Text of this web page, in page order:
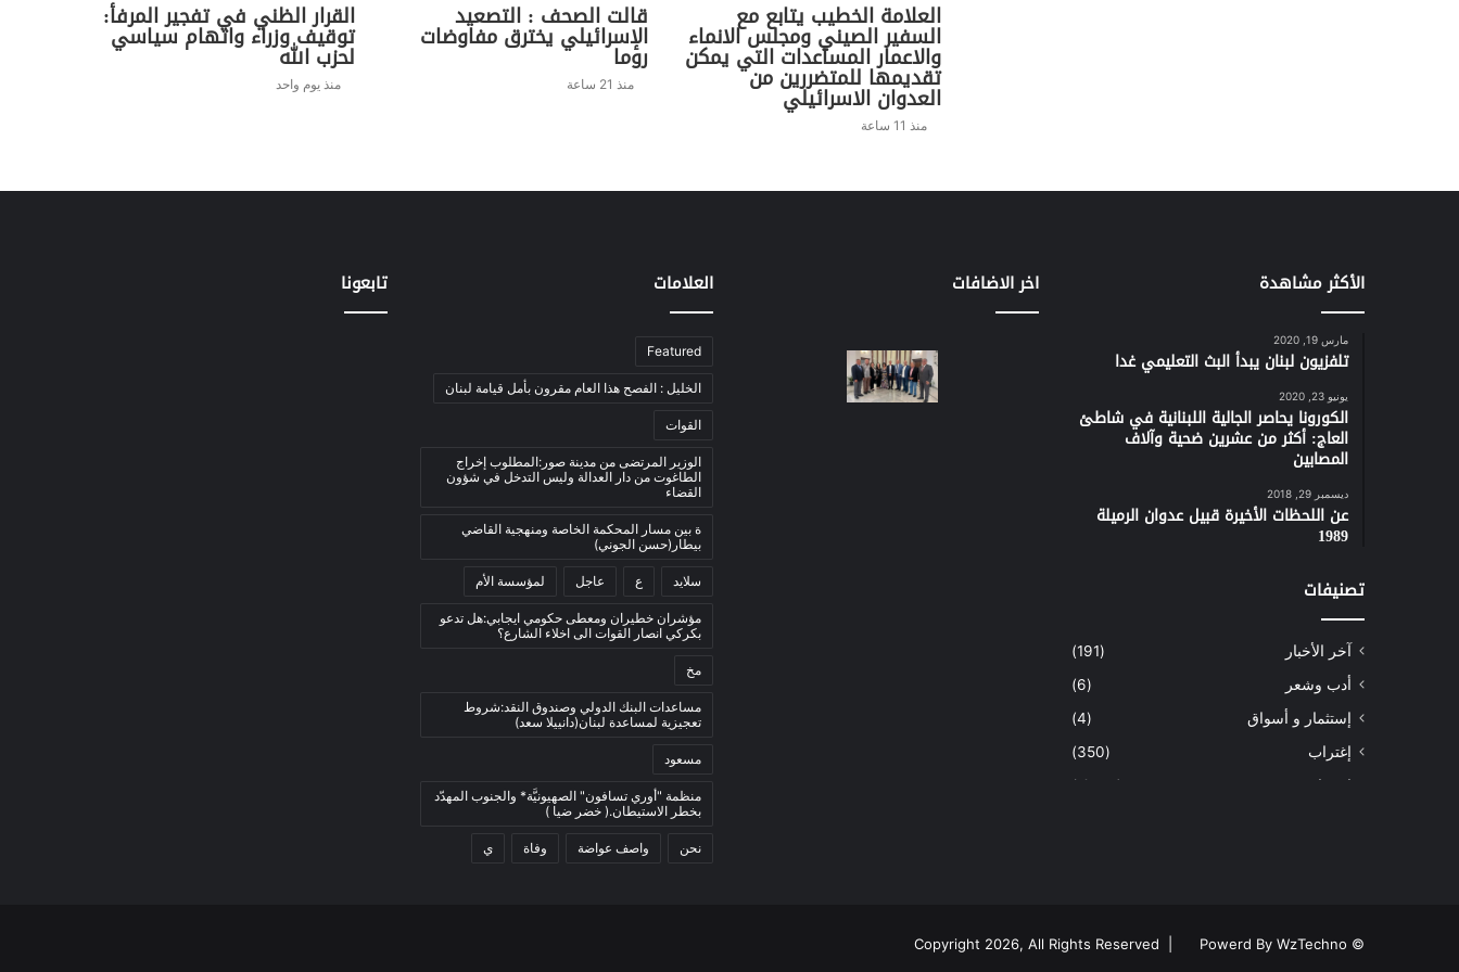
العلامة الخطيب يتابع مع
السفير الصيني ومجلس الانماء
والاعمار المساعدات التي يمكن
تقديمها للمتضررين من
العدوان الاسرائيلي
منذ 11 ساعة
قالت الصحف : التصعيد
الإسرائيلي يخترق مفاوضات
روما
منذ 21 ساعة
القرار الظني في تفجير المرفأ:
توقيف وزراء واتهام سياسي
لحزب الله
منذ يوم واحد
الأكثر مشاهدة
مارس 19, 2020
تلفزيون لبنان يبدأ البث التعليمي غدا
يونيو 23, 2020
الكورونا يحاصر الجالية اللبنانية في شاطئ
العاج: أكثر من عشرين ضحية وآلاف
المصابين
ديسمبر 29, 2018
عن اللحظات الأخيرة قبيل عدوان الرميلة
1989
تصنيفات
آخر الأخبار
(191)
أدب وشعر
(6)
إستثمار و أسواق
(4)
إغتراب
(350)
إقتصاد
(1٬039)
طاقة
(12)
اخر الاضافات العلامات
Featured
الخليل : الفصح هذا العام مقرون بأمل قيامة لبنان
القوات
الوزير المرتضى من مدينة صور:المطلوب إخراج
الطاغوت من دار العدالة وليس التدخل في شؤون
القضاء
ة بين مسار المحكمة الخاصة ومنهجية القاضي
بيطار(حسن الجوني)
سلايد ع عاجل لمؤسسة الأم
مؤشران خطيران ومعطى حكومي ايجابي:هل تدعو
بكركي انصار القوات الى اخلاء الشارع؟
مخ
مساعدات البنك الدولي وصندوق النقد:شروط
تعجيزية لمساعدة لبنان(دانييلا سعد)
مسعود
منظمة "أوري تسافون" الصهيونيَّة* والجنوب المهدّد
بخطر الاستيطان.( خضر ضيا )
نحن واصف عواضة وفاة ي
تابعونا
© Copyright 2026, All Rights Reserved |
Powerd By WzTechno